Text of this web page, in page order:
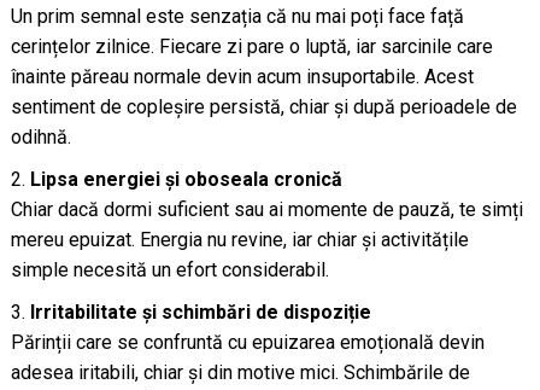
Un prim semnal este senzația că nu mai poți face față
cerințelor zilnice. Fiecare zi pare o luptă, iar sarcinile care
înainte păreau normale devin acum insuportabile. Acest
sentiment de copleșire persistă, chiar și după perioadele de
odihnă.
Lipsa energiei și oboseala cronică
Chiar dacă dormi suficient sau ai momente de pauză, te simți
mereu epuizat. Energia nu revine, iar chiar și activitățile
simple necesită un efort considerabil.
Irritabilitate și schimbări de dispoziție
Părinții care se confruntă cu epuizarea emoțională devin
adesea iritabili, chiar și din motive mici. Schimbările de